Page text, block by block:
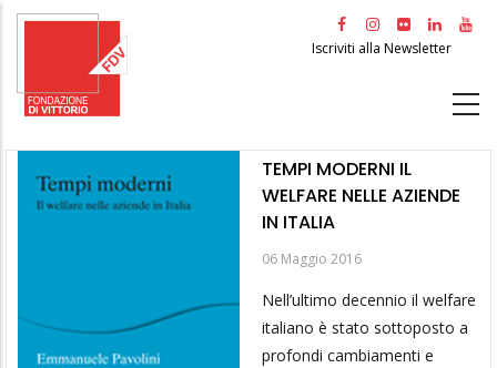
Salta
principale
Iscriviti alla Newsletter
TEMPI MODERNI IL
WELFARE NELLE AZIENDE
IN ITALIA
06 Maggio 2016
Nell’ultimo decennio il welfare
italiano è stato sottoposto a
profondi cambiamenti e